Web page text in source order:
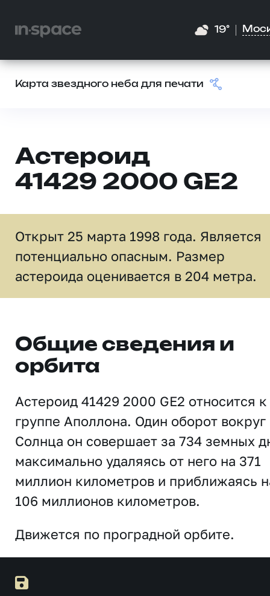
19°
Карта звездного неба для печати
Астероид
41429 2000 GE2
Открыт 25 марта 1998 года. Является
потенциально опасным. Размер
астероида оценивается в 204 метра.
Общие сведения и
орбита
Астероид 41429 2000 GE2 относится к
группе Аполлона. Один оборот вокруг
Солнца он совершает за 734 земных
максимально удаляясь от него на 371
миллион километров и приближаясь
106 миллионов километров.
Движется по проградной орбите.